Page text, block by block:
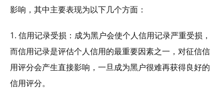
影响，其中主要表现为以下几个方面：
1. 信用记录受损：成为黑户会使个人信用记录严重受损，
而信用记录是评估个人信用的最重要因素之一，对征信信
用评分会产生直接影响，一旦成为黑户很难再获得良好的
信用评分。